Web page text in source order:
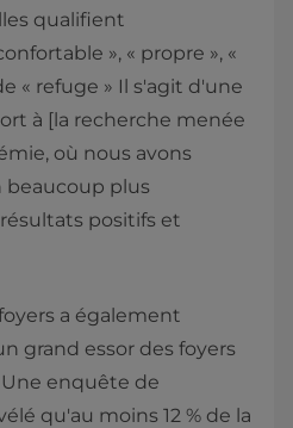
qualifient
», « propre », «
« refuge » Il s'agit d'une
à [la recherche menée
où nous avons
beaucoup plus
positifs et
a également
grand essor des foyers
enquête de
qu'au moins 12 % de la